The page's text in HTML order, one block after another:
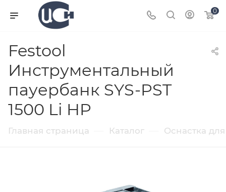
0
Festool
Инструментальный
пауербанк SYS-PST
1500 Li HP
Главная страница Каталог Оснастка